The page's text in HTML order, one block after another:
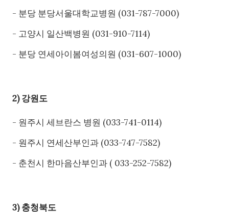
- 분당 분당서울대학교병원 (031-787-7000)
- 고양시 일산백병원 (031-910-7114)
- 분당 연세아이봄여성의원 (031-607-1000)
2) 강원도
- 원주시 세브란스 병원 (033-741-0114)
- 원주시 연세산부인과 (033-747-7582)
- 춘천시 한마음산부인과 ( 033-252-7582)
3) 충청북도